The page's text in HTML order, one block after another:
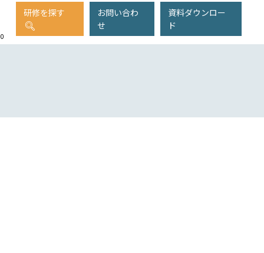
研修を探す
お問い合わ
せ
資料ダウンロー
ド